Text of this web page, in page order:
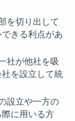
を切り出して
きる利点があ
社が他社を吸
を設立して統
設立や一方の
に用いる方